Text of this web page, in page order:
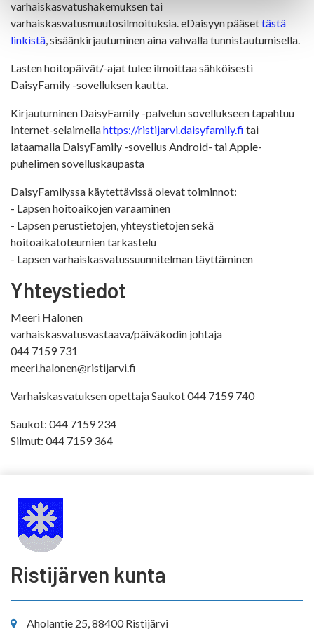
varhaiskasvatushakemuksen tai
varhaiskasvatusmuutosilmoituksia. eDaisyyn pääsettästä
linkistä, sisäänkirjautuminen aina vahvalla tunnistautumisella.
Lasten hoitopäivät/-ajat tulee ilmoittaa sähköisesti
DaisyFamily -sovelluksen kautta.
Kirjautuminen DaisyFamily -palvelun sovellukseen tapahtuu
Internet-selaimellahttps://ristijarvi.daisyfamily.fi tai
lataamalla DaisyFamily -sovellus Android- tai Apple-
puhelimen sovelluskaupasta
DaisyFamilyssa käytettävissä olevat toiminnot:
- Lapsen hoitoaikojen varaaminen
- Lapsen perustietojen, yhteystietojen sekä
hoitoaikatoteumien tarkastelu
- Lapsen varhaiskasvatussuunnitelman täyttäminen
Yhteystiedot
Meeri Halonen
varhaiskasvatusvastaava/päiväkodin johtaja
044 7159 731
meeri.halonen@ristijarvi.fi
Varhaiskasvatuksen opettaja Saukot 044 7159 740
Saukot: 044 7159 234
Silmut: 044 7159 364
Ristijärven kunta
Aholantie 25, 88400 Ristijärvi